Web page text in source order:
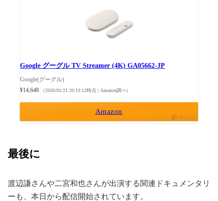
Google グーグル TV Streamer (4K) GA05662-JP
Google(グーグル)
¥14,648
（2026/01/21 20:19:12時点 | Amazon調べ）
Amazon
ポチップ
最後に
渡辺謙さんや二宮和也さんが出演する関連ドキュメンタリ
ーも、本日から配信開始されています。